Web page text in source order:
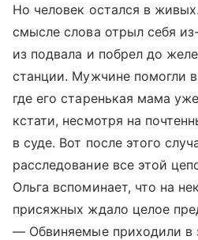
Но человек остался в
смысле слова отрыл себя
из подвала и побрел до
станции. Мужчине помогли
где его старенькая мама
кстати, несмотря на
в суде. Вот после этого
расследование все этой
Ольга вспоминает, что на
присяжных ждало целое
— Обвиняемые приходили в